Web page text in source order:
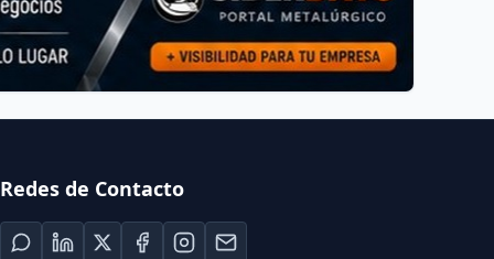
Redes de Contacto